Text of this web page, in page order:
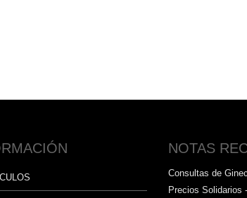
NOTAS
Consultas de
Precios Solidarios